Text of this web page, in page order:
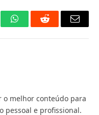
O
WhatsApp?
Reddit
E-
o melhor conteúdo para
pessoal e profissional.